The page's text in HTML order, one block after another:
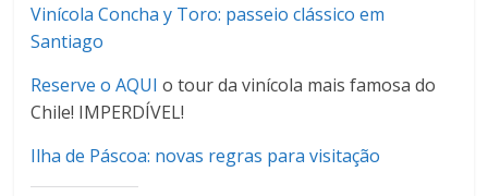
Vinícola Concha y Toro: passeio clássico em
Santiago
Reserve o AQUI o tour da vinícola mais famosa do
Chile! IMPERDÍVEL!
Ilha de Páscoa: novas regras para visitação